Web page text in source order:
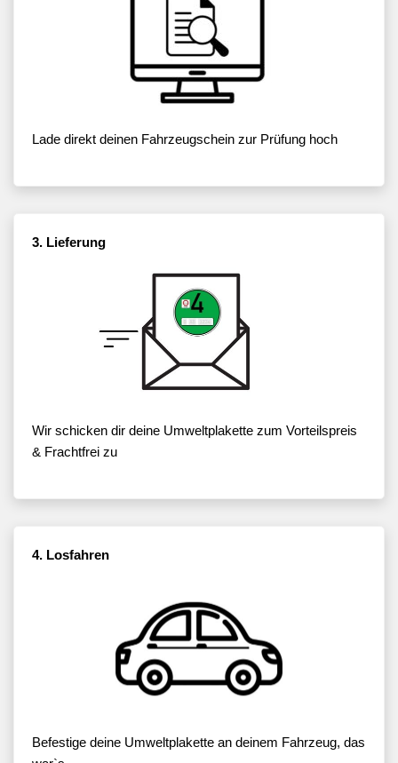
Lade direkt deinen Fahrzeugschein zur Prüfung hoch
3. Lieferung
Wir schicken dir deine Umweltplakette zum Vorteilspreis
& Frachtfrei zu
4. Losfahren
Befestige deine Umweltplakette an deinem Fahrzeug, das